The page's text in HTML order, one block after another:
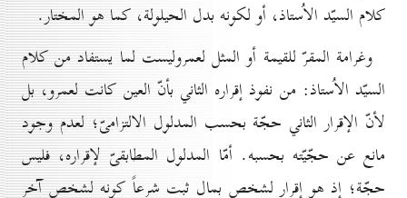
كلام السيّد الاُستاذ، أو لكونه بدل الحيلولة، كما هو المختار.
وغرامة المقرّ للقيمة أو المثل لعمروليست لما يستفاد من كلام
السيّد الاُستاذ: من نفوذ إقراره الثاني بأنّ العين كانت لعمرو، بل
لأنّ الإقرار الثاني حجّة بحسب المدلول الالتزامىّ؛ لعدم وجود
مانع عن حجّيّته بحسبه. أمّا المدلول المطابقىّ لإقراره، فليس
حجّة؛ إذ هو إقرار لشخص بمال ثبت شرعاً كونه لشخص آخر